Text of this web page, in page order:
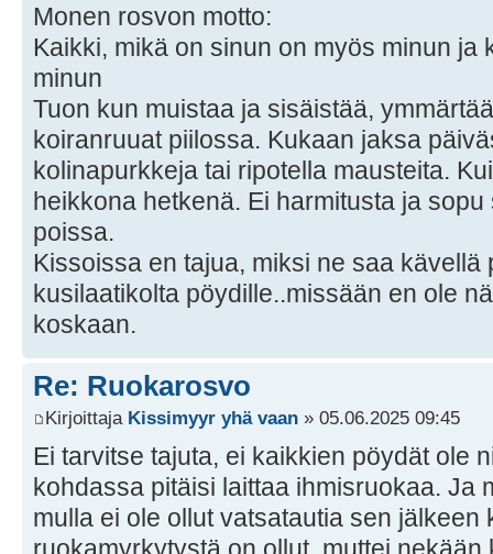
Monen rosvon motto:
Kaikki, mikä on sinun on myös minun ja
minun
Tuon kun muistaa ja sisäistää,
koiranruuat piilossa. Kukaan jaksa
kolinapurkkeja tai ripotella mausteita.
heikkona hetkenä. Ei harmitusta ja
poissa.
Kissoissa en tajua, miksi ne saa kävellä
kusilaatikolta pöydille..missään en ole
koskaan.
Re: Ruokarosvo
Kirjoittaja Kissimyyr yhä vaan » 05.06.2025 09:45
Ei tarvitse tajuta, ei kaikkien pöydät ole
kohdassa pitäisi laittaa ihmisruokaa. Ja
mulla ei ole ollut vatsatautia sen jälkeen